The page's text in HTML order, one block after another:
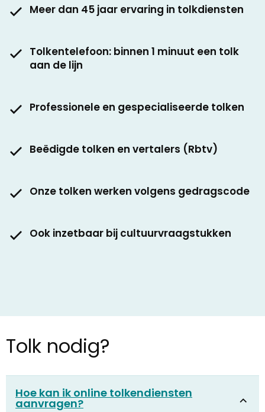
Meer dan 45 jaar ervaring in tolkdiensten
Tolkentelefoon: binnen 1 minuut een tolk
aan de lijn
Professionele en gespecialiseerde tolken
Beëdigde tolken en vertalers (Rbtv)
Onze tolken werken volgens gedragscode
Ook inzetbaar bij cultuurvraagstukken
Tolk nodig?
Hoe kan ik online tolkendiensten
aanvragen?